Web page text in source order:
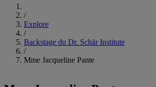
/
Explore
/
Backstage du Dr. Schär Institute
/
Mme Jacqueline Pante